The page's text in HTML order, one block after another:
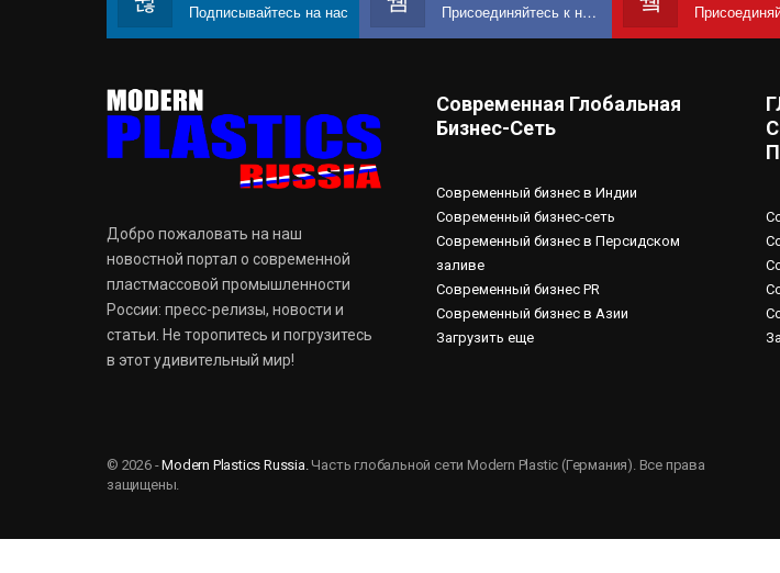
Подписывайтесь на нас Присоединяйтесь к нам в Facebook Присоединяйтесь к
Добро пожаловать на наш
новостной портал о современной
пластмассовой промышленности
России: пресс-релизы, новости и
статьи. Не торопитесь и погрузитесь
в этот удивительный мир!
Современная Глобальная
Бизнес-Сеть
Современный бизнес в Индии
Современный бизнес-сеть
Современный бизнес в Персидском
заливе
Современный бизнес PR
Современный бизнес в Азии
Загрузить еще
© 2026 -Modern Plastics Russia.Часть глобальной сети Modern Plastic (Германия). Все права
защищены.